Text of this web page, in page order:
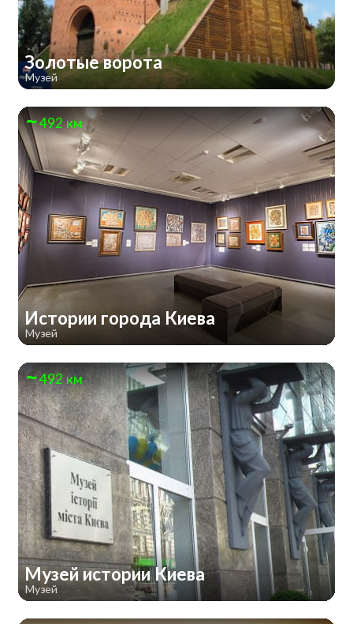
Золотые ворота
Музей
492 км
Истории города Киева
Музей
492 км
Музей истории Киева
Музей